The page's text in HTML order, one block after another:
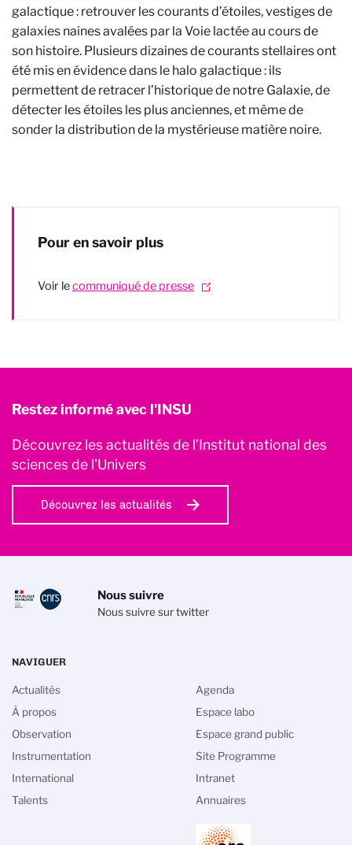
galactique : retrouver les courants d’étoiles, vestiges de
galaxies naines avalées par la Voie lactée au cours de
son histoire. Plusieurs dizaines de courants stellaires ont
été mis en évidence dans le halo galactique : ils
permettent de retracer l’historique de notre Galaxie, de
détecter les étoiles les plus anciennes, et même de
sonder la distribution de la mystérieuse matière noire.
Pour en savoir plus
Voir lecommuniqué de presse
Restez informé avec l'INSU
Découvrez les actualités de l’Institut national des
sciences de l'Univers
Découvrez les actualités
Nous suivre
Nous suivre sur twitter
NAVIGUER
Actualités
À propos
Observation
Instrumentation
International
Talents
Agenda
Espace labo
Espace grand public
Site Programme
Intranet
Annuaires